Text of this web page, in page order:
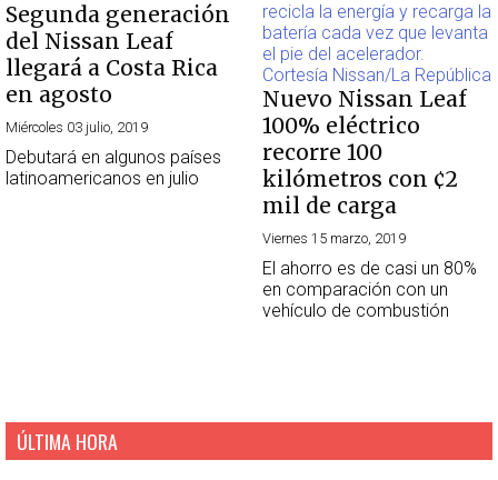
Segunda generación
del Nissan Leaf
llegará a Costa Rica
en agosto
Miércoles 03 julio, 2019
Debutará en algunos países
latinoamericanos en julio
Nuevo Nissan Leaf
100% eléctrico
recorre 100
kilómetros con ¢2
mil de carga
Viernes 15 marzo, 2019
El ahorro es de casi un 80%
en comparación con un
vehículo de combustión
ÚLTIMA HORA